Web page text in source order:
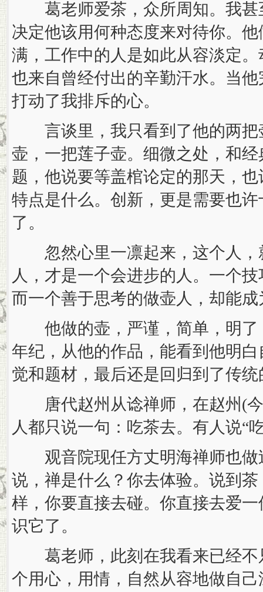
葛老师爱茶，众所周知。我甚
决定他该用何种态度来对待你。
满，工作中的人是如此从容淡定
也来自曾经付出的辛勤汗水。当
打动了我排斥的心。
言谈里，我只看到了他的两把
壶，一把莲子壶。细微之处，和
题，他说要等盖棺论定的那天，
特点是什么。创新，更是需要也
了。
忽然心里一凛起来，这个人，
人，才是一个会进步的人。一个
而一个善于思考的做壶人，却能
他做的壶，严谨，简单，明了
年纪，从他的作品，能看到他明
觉和题材，最后还是回归到了传
唐代赵州从谂禅师，在赵州(今
人都只说一句：吃茶去。有人说“
观音院现任方丈明海禅师也做
说，禅是什么？你去体验。说到
样，你要直接去碰。你直接去爱
识它了。
葛老师，此刻在我看来已经不
个用心，用情，自然从容地做自